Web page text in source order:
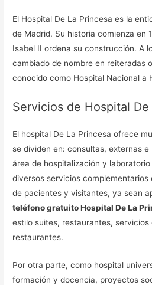
El Hospital De La Princesa es la
de Madrid. Su historia comienza en
Isabel II ordena su construcción. A
cambiado de nombre en reiteradas
conocido como Hospital Nacional a
Servicios de Hospital De
El hospital De La Princesa ofrece
se dividen en: consultas, externas
área de hospitalización y
diversos servicios complementarios
de pacientes y visitantes, ya sean
teléfono gratuito Hospital De La
estilo suites, restaurantes, servicios
restaurantes.
Por otra parte, como hospital
formación y docencia, proyectos